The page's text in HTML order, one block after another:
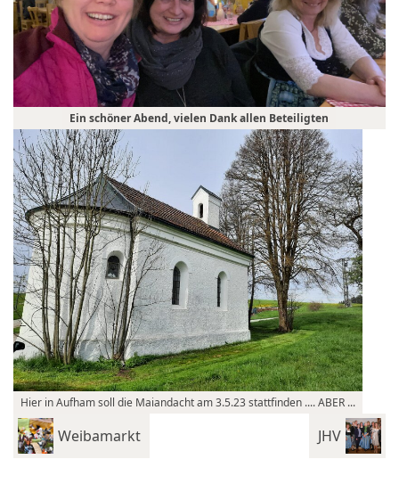
Ein schöner Abend, vielen Dank allen Beteiligten
Hier in Aufham soll die Maiandacht am 3.5.23 stattfinden .... ABER ...
Weibamarkt JHV